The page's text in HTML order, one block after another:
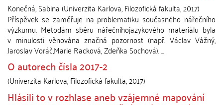
Konečná, Sabina(Univerzita Karlova, Filozofická fakulta,2017)
Příspěvek se zaměřuje na problematiku současného nářečního
výzkumu. Metodám sběru nářečníhojazykového materiálu byla
v minulosti věnována značná pozornost (např. Václav Vážný,
Jaroslav Voráč,Marie Racková, Zdeňka Sochová). ...
O autorech čísla 2017-2
(Univerzita Karlova, Filozofická fakulta,2017)
Hlásili to v rozhlase aneb vzájemné mapování